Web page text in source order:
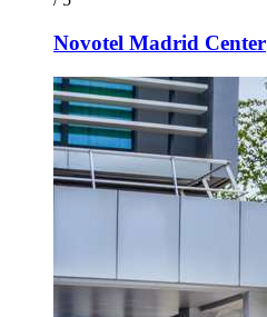
Novotel Madrid Center